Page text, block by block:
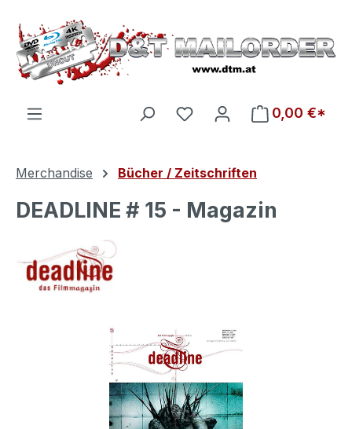
Zum Hauptinhalt springen
Du hast 0 Produkte auf
0,00 €*
Merchandise Bücher / Zeitschriften
DEADLINE # 15 - Magazin
Bildergalerie überspringen